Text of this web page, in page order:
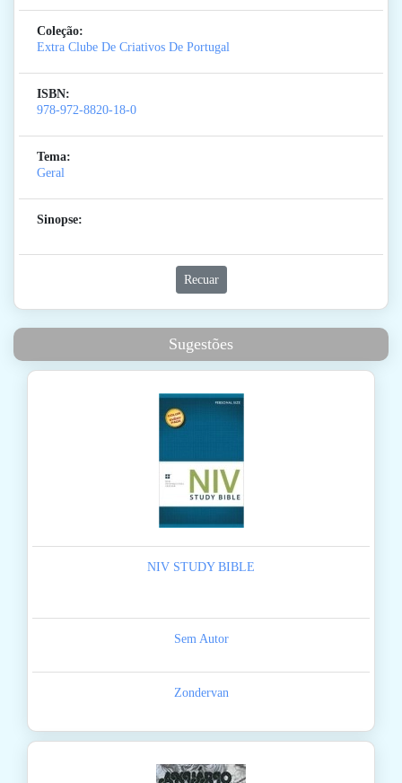
Coleção:
Extra Clube De Criativos De Portugal
ISBN:
978-972-8820-18-0
Tema:
Geral
Sinopse:
Recuar
Sugestões
NIV STUDY BIBLE
Sem Autor
Zondervan